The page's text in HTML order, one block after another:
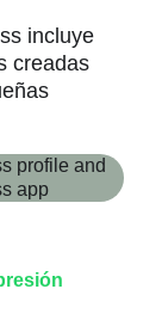
incluye
creadas